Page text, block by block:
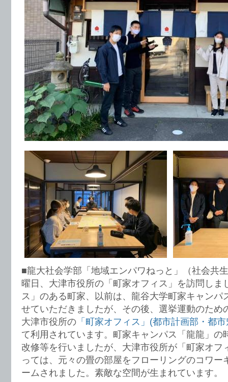
■龍大社会学部「地域エンパワねっと」（社会共
曜日、大津市役所の「町家オフィス」を訪問しま
ス」のある町家、以前は、龍谷大学町家キャンパ
せていただきましたが、その後、選挙運動のため
大津市役所の 「町家オフィス」(都市計画部・都
て利用されています。町家キャンパス「龍龍」の
改修等を行いましたが、大津市役所が「町家オフ
っては、元々の畳の部屋をフローリングのコワー
ームされました。素敵な空間が生まれています。